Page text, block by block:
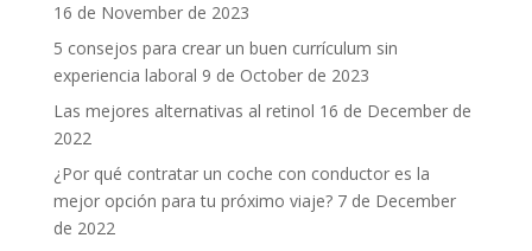
16 de November de 2023
5 consejos para crear un buen currículum sin
experiencia laboral 9 de October de 2023
Las mejores alternativas al retinol 16 de December de
2022
¿Por qué contratar un coche con conductor es la
mejor opción para tu próximo viaje? 7 de December
de 2022